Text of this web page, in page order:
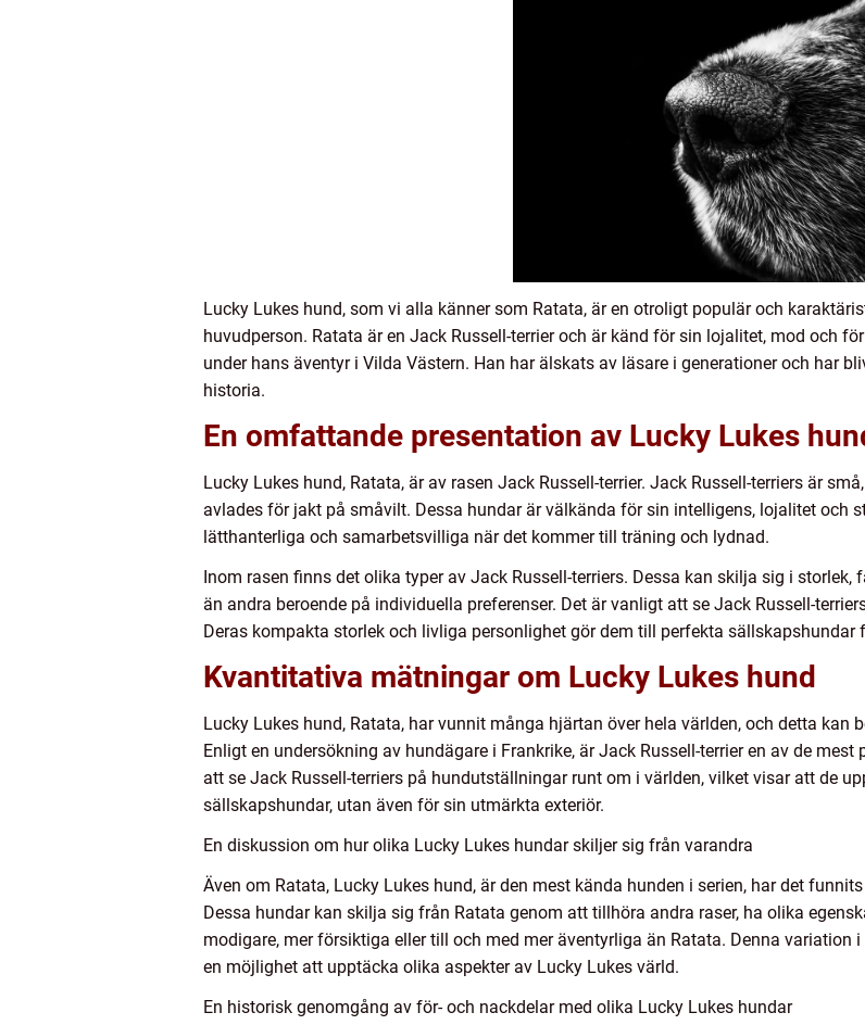
Lucky Lukes hund, som vi alla känner som Ratata, är en otroligt populär och
huvudperson. Ratata är en Jack Russell-terrier och är känd för sin lojalitet, mod och
under hans äventyr i Vilda Västern. Han har älskats av läsare i generationer och har
historia.
En omfattande presentation av Lucky Lukes
Lucky Lukes hund, Ratata, är av rasen Jack Russell-terrier. Jack Russell-terriers är
avlades för jakt på småvilt. Dessa hundar är välkända för sin intelligens, lojalitet och
lätthanterliga och samarbetsvilliga när det kommer till träning och lydnad.
Inom rasen finns det olika typer av Jack Russell-terriers. Dessa kan skilja sig i
än andra beroende på individuella preferenser. Det är vanligt att se Jack Russell-
Deras kompakta storlek och livliga personlighet gör dem till perfekta sällskapshundar
Kvantitativa mätningar om Lucky Lukes hund
Lucky Lukes hund, Ratata, har vunnit många hjärtan över hela världen, och detta
Enligt en undersökning av hundägare i Frankrike, är Jack Russell-terrier en av de
att se Jack Russell-terriers på hundutställningar runt om i världen, vilket visar att de
sällskapshundar, utan även för sin utmärkta exteriör.
En diskussion om hur olika Lucky Lukes hundar skiljer sig från varandra
Även om Ratata, Lucky Lukes hund, är den mest kända hunden i serien, har det
Dessa hundar kan skilja sig från Ratata genom att tillhöra andra raser, ha olika
modigare, mer försiktiga eller till och med mer äventyrliga än Ratata. Denna variation
en möjlighet att upptäcka olika aspekter av Lucky Lukes värld.
En historisk genomgång av för- och nackdelar med olika Lucky Lukes hundar